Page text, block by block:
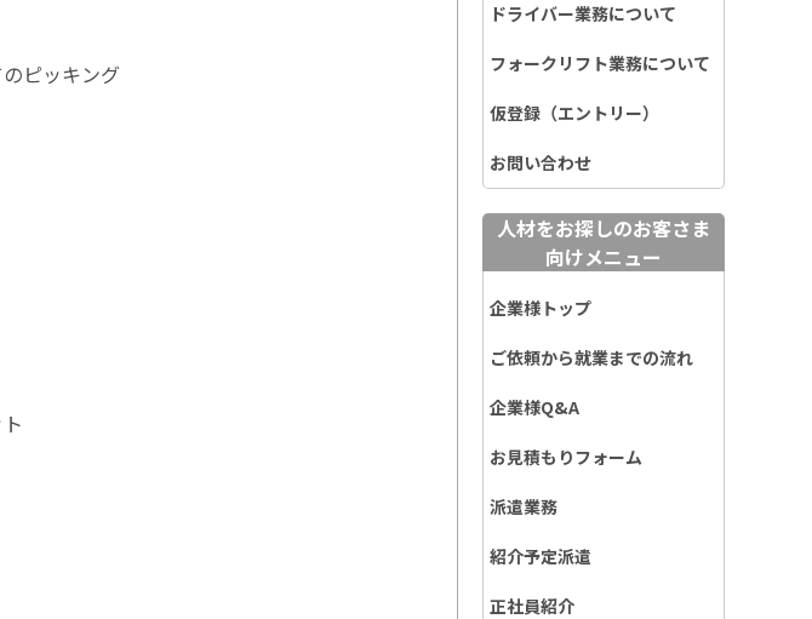
ピッキング
ドライバー業務について
フォークリフト業務について
仮登録（エントリー）
お問い合わせ
人材をお探しのお客さま
向けメニュー
企業様トップ
ご依頼から就業までの流れ
企業様Q&A
お見積もりフォーム
派遣業務
紹介予定派遣
正社員紹介